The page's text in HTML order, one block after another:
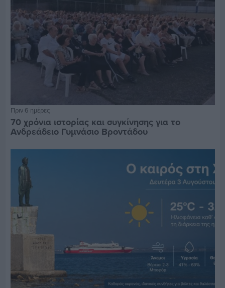
Πριν 6 ημέρες
70 χρόνια ιστορίας και συγκίνησης για το
Ανδρεάδειο Γυμνάσιο Βροντάδου